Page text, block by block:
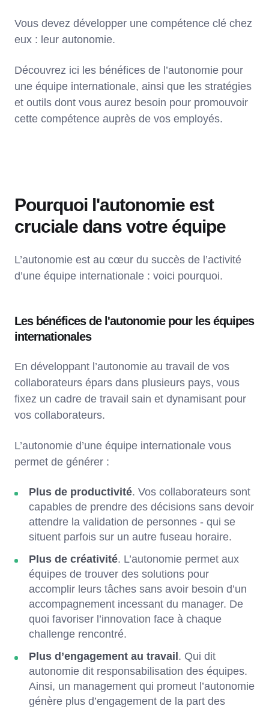
Vous devez développer une compétence clé chez
eux : leur autonomie.
Découvrez ici les bénéfices de l’autonomie pour
une équipe internationale, ainsi que les stratégies
et outils dont vous aurez besoin pour promouvoir
cette compétence auprès de vos employés.
Pourquoi l'autonomie est
cruciale dans votre équipe
L’autonomie est au cœur du succès de l’activité
d’une équipe internationale : voici pourquoi.
Les bénéfices de l'autonomie pour les équipes
internationales
En développant l’autonomie au travail de vos
collaborateurs épars dans plusieurs pays, vous
fixez un cadre de travail sain et dynamisant pour
vos collaborateurs.
L’autonomie d’une équipe internationale vous
permet de générer :
Plus de productivité. Vos collaborateurs sont
capables de prendre des décisions sans devoir
attendre la validation de personnes - qui se
situent parfois sur un autre fuseau horaire.
Plus de créativité. L’autonomie permet aux
équipes de trouver des solutions pour
accomplir leurs tâches sans avoir besoin d’un
accompagnement incessant du manager. De
quoi favoriser l’innovation face à chaque
challenge rencontré.
Plus d’engagement au travail . Qui dit
autonomie dit responsabilisation des équipes.
Ainsi, un management qui promeut l’autonomie
génère plus d’engagement de la part des